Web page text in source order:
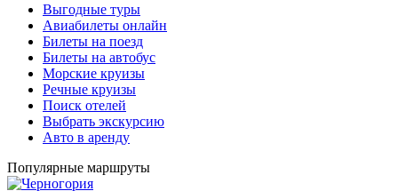
Выгодные туры
Авиабилеты онлайн
Билеты на поезд
Билеты на автобус
Морские круизы
Речные круизы
Поиск отелей
Выбрать экскурсию
Авто в аренду
Популярные маршруты